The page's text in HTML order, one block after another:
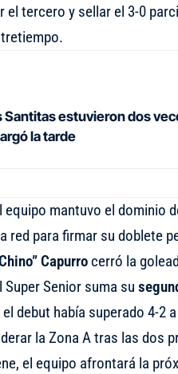
el tercero y sellar el 3-0
Santitas estuvieron dos
la tarde
equipo mantuvo el dominio
red para firmar su doblete
Capurrocerró la
Senior suma su
debut había superado 4-2
la Zona A tras las dos
el equipo afrontará la